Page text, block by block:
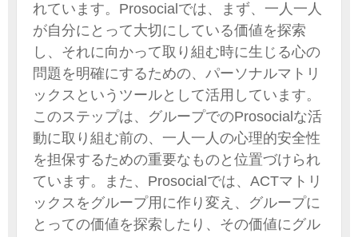
れています。Prosocialでは、まず、一人一人
が自分にとって大切にしている価値を探索
し、それに向かって取り組む時に生じる心の
問題を明確にするための、パーソナルマトリ
ックスというツールとして活用しています。
このステップは、グループでのProsocialな活
動に取り組む前の、一人一人の心理的安全性
を担保するための重要なものと位置づけられ
ています。また、Prosocialでは、ACTマトリ
ックスをグループ用に作り変え、グループに
とっての価値を探索したり、その価値にグル